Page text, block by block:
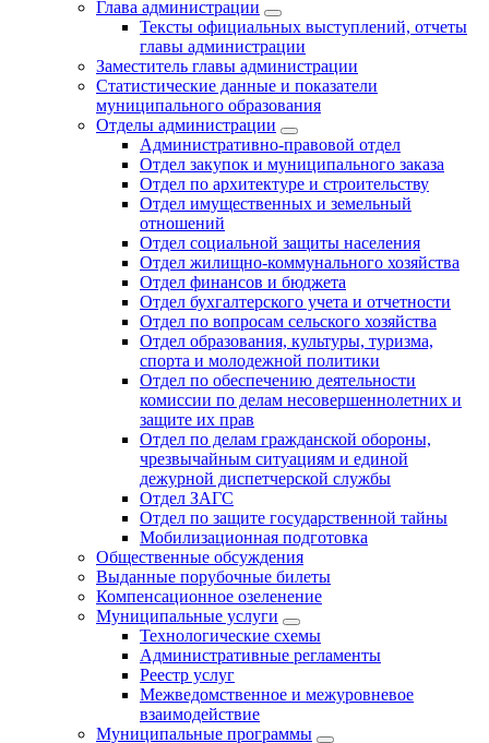
Глава администрации
Тексты официальных выступлений, отчеты
главы администрации
Заместитель главы администрации
Статистические данные и показатели
муниципального образования
Отделы администрации
Административно-правовой отдел
Отдел закупок и муниципального заказа
Отдел по архитектуре и строительству
Отдел имущественных и земельный
отношений
Отдел социальной защиты населения
Отдел жилищно-коммунального хозяйства
Отдел финансов и бюджета
Отдел бухгалтерского учета и отчетности
Отдел по вопросам сельского хозяйства
Отдел образования, культуры, туризма,
спорта и молодежной политики
Отдел по обеспечению деятельности
комиссии по делам несовершеннолетних и
защите их прав
Отдел по делам гражданской обороны,
чрезвычайным ситуациям и единой
дежурной диспетчерской службы
Отдел ЗАГС
Отдел по защите государственной тайны
Мобилизационная подготовка
Общественные обсуждения
Выданные порубочные билеты
Компенсационное озеленение
Муниципальные услуги
Технологические схемы
Административные регламенты
Реестр услуг
Межведомственное и межуровневое
взаимодействие
Муниципальные программы